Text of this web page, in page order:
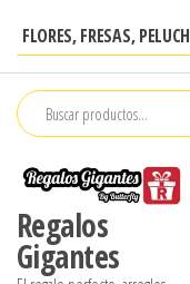
contenido
FLORES, FRESAS,
Regalos
Gigantes